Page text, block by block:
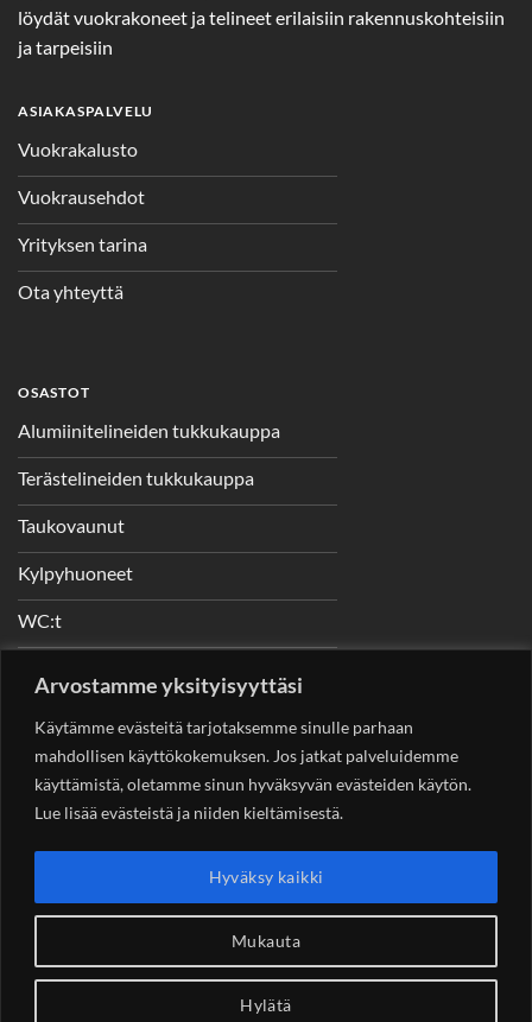
Arvostamme yksityisyyttäsi
Käytämme evästeitä tarjotaksemme sinulle parhaan
mahdollisen käyttökokemuksen. Jos jatkat palveluidemme
käyttämistä, oletamme sinun hyväksyvän evästeiden käytön.
Lue lisää evästeistä ja niiden kieltämisestä.
Mukauta
Hylätä
Hyväksy kaikki
löydät vuokrakoneet ja telineet erilaisiin rakennuskohteisiin
ja tarpeisiin
ASIAKASPALVELU
Vuokrakalusto
Vuokrausehdot
Yrityksen tarina
Ota yhteyttä
OSASTOT
Alumiinitelineiden tukkukauppa
Terästelineiden tukkukauppa
Taukovaunut
Kylpyhuoneet
WC:t
YHTEYSTIEDOT
Helsingin Rakennuskonevuokraus OySotungintie 449,
00890 Helsinki 0400 99 53 63
asiakaspalvelu@rakennuskonevuokraus.fi